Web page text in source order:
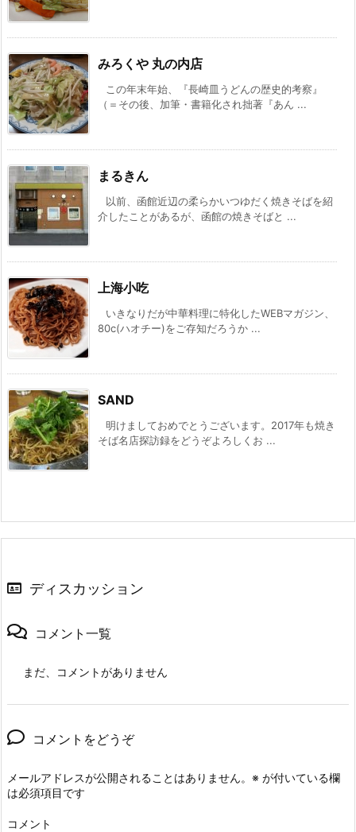
みろくや 丸の内店
この年末年始、『長崎皿うどんの歴史的考察』
（＝その後、加筆・書籍化され拙著『あん ...
まるきん
以前、函館近辺の柔らかいつゆだく焼きそばを紹
介したことがあるが、函館の焼きそばと ...
上海小吃
いきなりだが中華料理に特化したWEBマガジン、
80c(ハオチー)をご存知だろうか ...
SAND
明けましておめでとうございます。2017年も焼き
そば名店探訪録をどうぞよろしくお ...
ディスカッション
コメント一覧
まだ、コメントがありません
コメントをどうぞ
メールアドレスが公開されることはありません。 ※ が付いている欄
は必須項目です
コメント